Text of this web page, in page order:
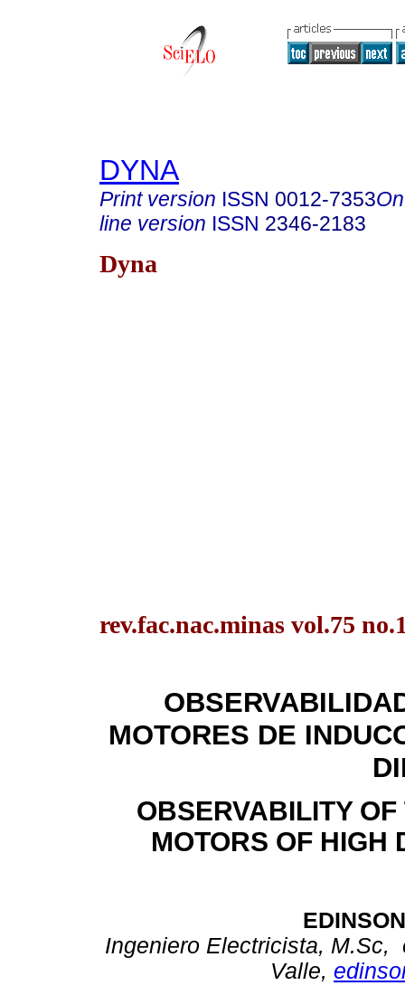
DYNA
Print version ISSN 0012-7353
line version ISSN 2346-2183
Dyna
rev.fac.nac.minas vol.75
MOTORES DE
OBSERVABILITY
MOTORS OF HIGH
Ingeniero Electricista, M.Sc,
Valle,